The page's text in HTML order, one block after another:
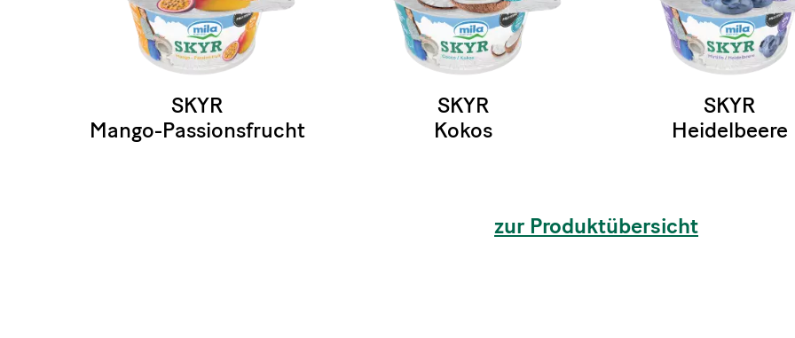
SKYR
Mango-Passionsfrucht
SKYR
Kokos
SKYR
Heidelbeere
zur Produktübersicht